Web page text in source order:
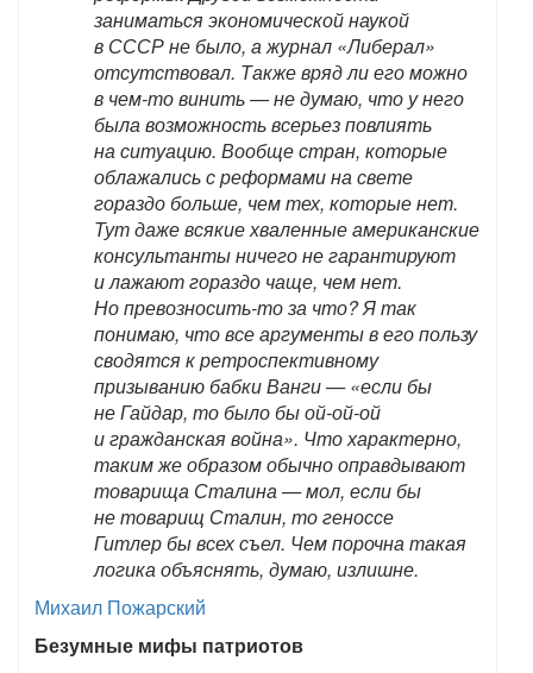
заниматься экономической наукой
в СССР не было, а журнал «Либерал»
отсутствовал. Также вряд ли его можно
в чем-то винить — не думаю, что у него
была возможность всерьез повлиять
на ситуацию. Вообще стран, которые
облажались с реформами на свете
гораздо больше, чем тех, которые нет.
Тут даже всякие хваленные американские
консультанты ничего не гарантируют
и лажают гораздо чаще, чем нет.
Но превозносить-то за что? Я так
понимаю, что все аргументы в его пользу
сводятся к ретроспективному
призыванию бабки Ванги — «если бы
не Гайдар, то было бы ой-ой-ой
и гражданская война». Что характерно,
таким же образом обычно оправдывают
товарища Сталина — мол, если бы
не товарищ Сталин, то геноссе
Гитлер бы всех съел. Чем порочна такая
логика объяснять, думаю, излишне.
Михаил Пожарский
Безумные мифы патриотов